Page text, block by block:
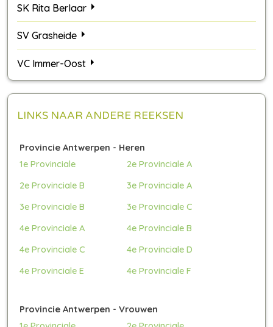
SK Rita Berlaar
SV Grasheide
VC Immer-Oost
LINKS NAAR ANDERE REEKSEN
Provincie Antwerpen - Heren
1e Provinciale
2e Provinciale A
2e Provinciale B
3e Provinciale A
3e Provinciale B
3e Provinciale C
4e Provinciale A
4e Provinciale B
4e Provinciale C
4e Provinciale D
4e Provinciale E
4e Provinciale F
Provincie Antwerpen - Vrouwen